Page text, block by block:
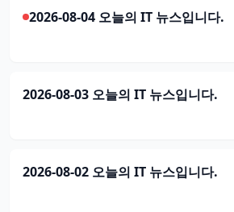
2026-08-04 오늘의 IT 뉴스입니다.
2026-08-03 오늘의 IT 뉴스입니다.
2026-08-02 오늘의 IT 뉴스입니다.